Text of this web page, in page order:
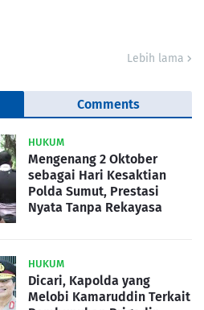
Lebih lama
Comments
HUKUM
Mengenang 2 Oktober
sebagai Hari Kesaktian
Polda Sumut, Prestasi
Nyata Tanpa Rekayasa
HUKUM
Dicari, Kapolda yang
Melobi Kamaruddin Terkait